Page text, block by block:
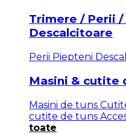
Trimere / Perii
Descalcitoare
Perii Piepteni
Masini & cutite
Masini de tuns
cutite de tuns
toate